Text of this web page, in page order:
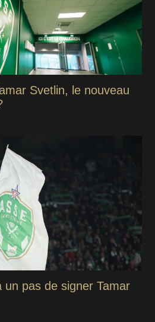
Svetlin, le nouveau
un pas de signer Tamar